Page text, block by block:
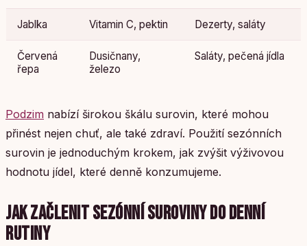
Jablka Vitamin C, pektin Dezerty, saláty
Červená
řepa
Dusičnany,
železo
Saláty, pečená jídla
Podzim nabízí širokou škálu surovin, které mohou
přinést nejen chuť, ale také zdraví. Použití sezónních
surovin je jednoduchým krokem, jak zvýšit výživovou
hodnotu jídel, které denně konzumujeme.
JAK ZAČLENIT SEZÓNNÍ SUROVINY DO DENNÍ
RUTINY